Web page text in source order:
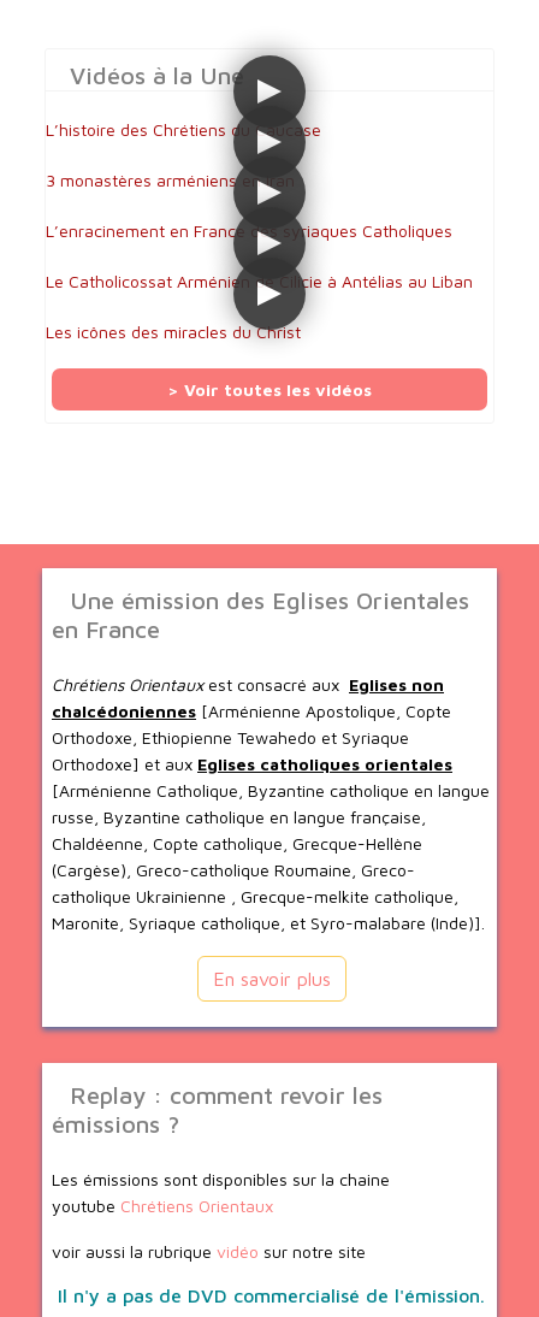
Vidéos à la Une
L’histoire des Chrétiens du Caucase
3 monastères arméniens en Iran
L’enracinement en France des syriaques Catholiques
Le Catholicossat Arménien de Cilicie à Antélias au Liban
Les icônes des miracles du Christ
> Voir toutes les vidéos
Une émission des Eglises Orientales
en France
Chrétiens Orientauxest consacré aux Eglises non
chalcédoniennes [Arménienne Apostolique, Copte
Orthodoxe, Ethiopienne Tewahedo et Syriaque
Orthodoxe] et aux Eglises catholiques orientales
[Arménienne Catholique, Byzantine catholique en langue
russe, Byzantine catholique en langue française,
Chaldéenne, Copte catholique, Grecque-Hellène
(Cargèse), Greco-catholique Roumaine, Greco-
catholique Ukrainienne , Grecque-melkite catholique,
Maronite, Syriaque catholique, et Syro-malabare (Inde)].
En savoir plus
Replay : comment revoir les
émissions ?
Les émissions sont disponibles sur la chaine
youtube Chrétiens Orientaux
voir aussi la rubrique vidéo sur notre site
Il n'y a pas de DVD commercialisé de l'émission.